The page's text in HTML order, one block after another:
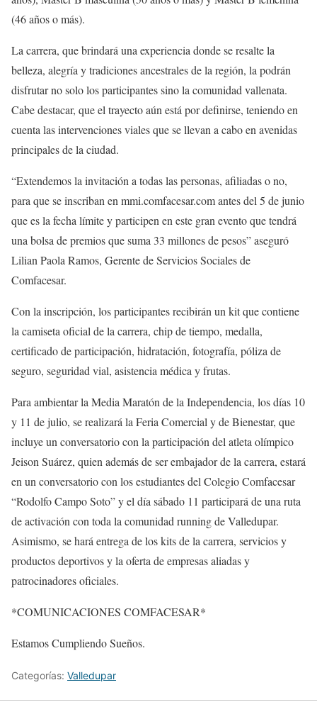
(46 años o más).
La carrera, que brindará una experiencia donde se resalte la
belleza, alegría y tradiciones ancestrales de la región, la podrán
disfrutar no solo los participantes sino la comunidad vallenata.
Cabe destacar, que el trayecto aún está por definirse, teniendo en
cuenta las intervenciones viales que se llevan a cabo en avenidas
principales de la ciudad.
“Extendemos la invitación a todas las personas, afiliadas o no,
para que se inscriban en mmi.comfacesar.com antes del 5 de junio
que es la fecha límite y participen en este gran evento que tendrá
una bolsa de premios que suma 33 millones de pesos” aseguró
Lilian Paola Ramos, Gerente de Servicios Sociales de
Comfacesar.
Con la inscripción, los participantes recibirán un kit que contiene
la camiseta oficial de la carrera, chip de tiempo, medalla,
certificado de participación, hidratación, fotografía, póliza de
seguro, seguridad vial, asistencia médica y frutas.
Para ambientar la Media Maratón de la Independencia, los días 10
y 11 de julio, se realizará la Feria Comercial y de Bienestar, que
incluye un conversatorio con la participación del atleta olímpico
Jeison Suárez, quien además de ser embajador de la carrera, estará
en un conversatorio con los estudiantes del Colegio Comfacesar
“Rodolfo Campo Soto” y el día sábado 11 participará de una ruta
de activación con toda la comunidad running de Valledupar.
Asimismo, se hará entrega de los kits de la carrera, servicios y
productos deportivos y la oferta de empresas aliadas y
patrocinadores oficiales.
*COMUNICACIONES COMFACESAR*
Estamos Cumpliendo Sueños.
Categorías: Valledupar